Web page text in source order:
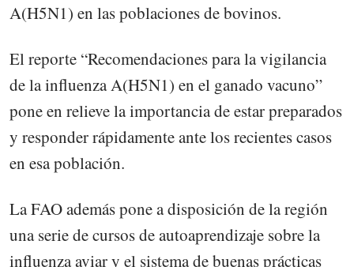
A(H5N1) en las poblaciones de bovinos.
El reporte “Recomendaciones para la vigilancia
de la influenza A(H5N1) en el ganado vacuno”
pone en relieve la importancia de estar preparados
y responder rápidamente ante los recientes casos
en esa población.
La FAO además pone a disposición de la región
una serie de cursos de autoaprendizaje sobre la
influenza aviar y el sistema de buenas prácticas